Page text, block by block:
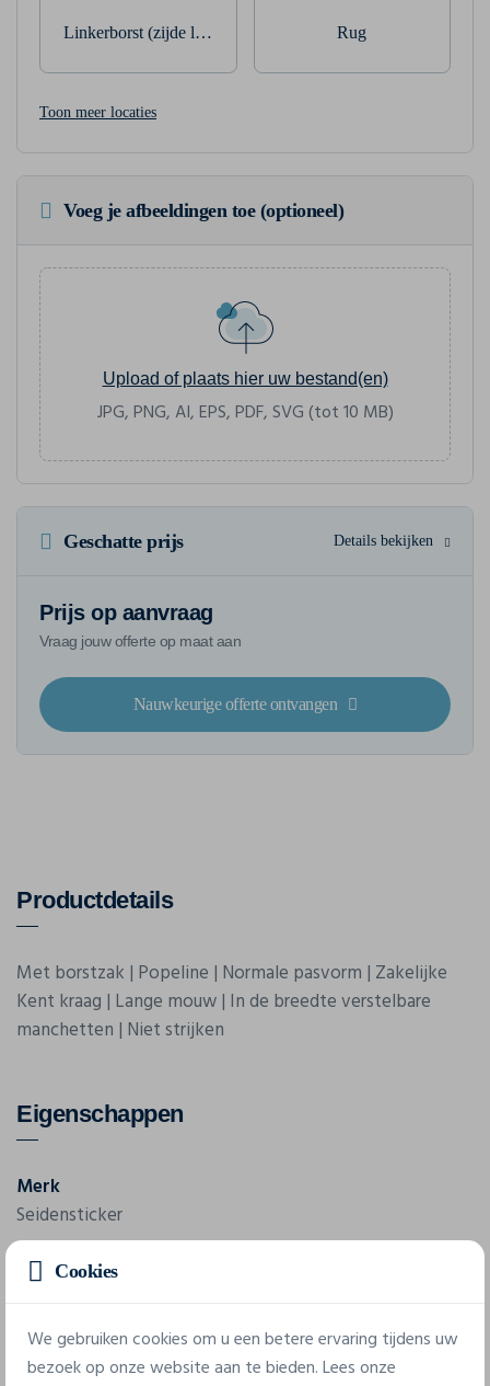
Linkerborst (zijde linkerarm) op borstzakje
Rug
Toon meer locaties
Voeg je afbeeldingen toe (optioneel)
Upload of plaats hier uw bestand(en)
JPG, PNG, AI, EPS, PDF, SVG (tot 10 MB)
Geschatte prijs Details bekijken
Prijs op aanvraag
Vraag jouw offerte op maat aan
Nauwkeurige offerte ontvangen
Productdetails
Met borstzak | Popeline | Normale pasvorm | Zakelijke
Kent kraag | Lange mouw | In de breedte verstelbare
manchetten | Niet strijken
Eigenschappen
Merk
Seidensticker
Referentie
193640/193660
Samenstelling
Cookies
We gebruiken cookies om u een betere ervaring tijdens uw
bezoek op onze website aan te bieden. Lees onze